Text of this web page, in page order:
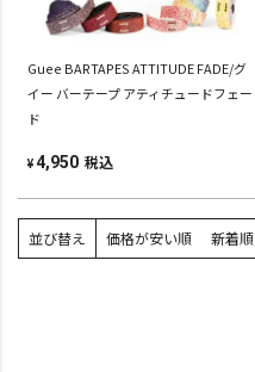
Guee BARTAPES ATTITUDE FADE/グ
イー バーテープ アティチュードフェー
ド
¥4,950 税込
並び替え 価格が安い順 新着順